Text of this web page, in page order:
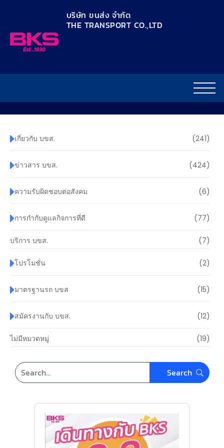
บริษัท ขนส่ง จำกัด
THE TRANSPORT CO.,LTD​
เกี่ยวกับ บขส. (241)
ข่าวสาร บขส. (424)
ความรับผิดชอบต่อสังคม (6)
การกำกับดูแลกิจการที่ดี (77)
บริการ บขส. (7)
โปรโมชั่น (2)
มาตรฐานรถ บขส (15)
สมัครงานกับ บขส. (12)
ไม่มีหมวดหมู่ (19)